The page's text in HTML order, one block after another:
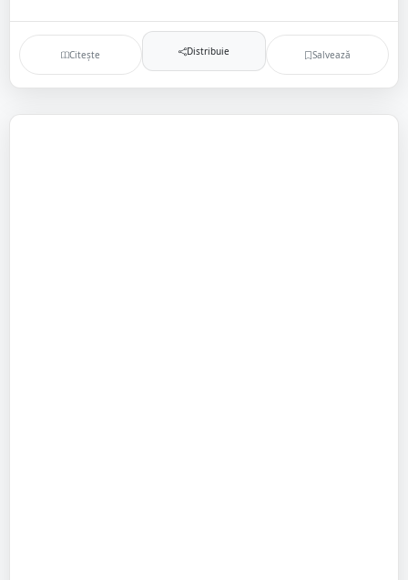
Citește Distribuie Salvează